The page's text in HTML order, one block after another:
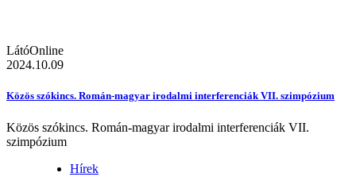
LátóOnline
2024.10.09
Közös szókincs. Román-magyar irodalmi interferenciák VII. szimpózium
Közös szókincs. Román-magyar irodalmi interferenciák VII.
szimpózium
Hírek